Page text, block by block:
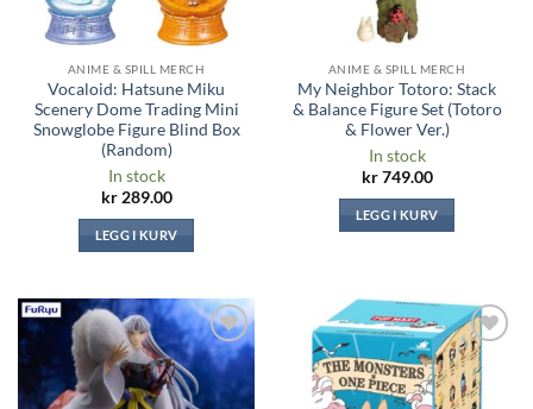
ANIME & SPILL MERCH
Vocaloid: Hatsune Miku
Scenery Dome Trading Mini
Snowglobe Figure Blind Box
(Random)
In stock
kr289.00
LEGG I KURV
ANIME & SPILL MERCH
My Neighbor Totoro: Stack
& Balance Figure Set (Totoro
& Flower Ver.)
In stock
kr749.00
LEGG I KURV
Legg til i
ønskeliste
Legg til i
ønskeliste